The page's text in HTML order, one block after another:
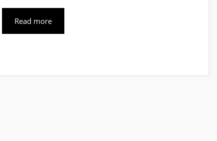
Read more